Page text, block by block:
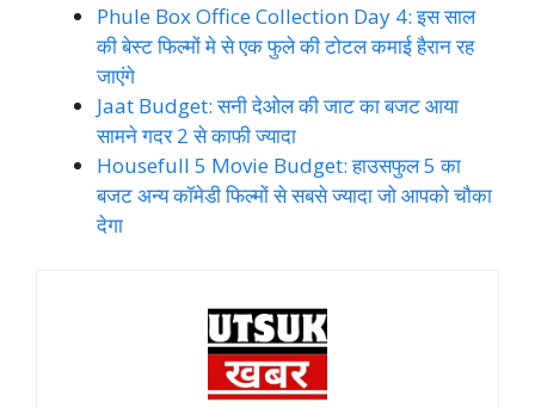
Phule Box Office Collection Day 4: इस साल
की बेस्ट फिल्मों मे से एक फुले की टोटल कमाई हैरान रह
जाएंगे
Jaat Budget: सनी देओल की जाट का बजट आया
सामने गदर 2 से काफी ज्यादा
Housefull 5 Movie Budget: हाउसफुल 5 का
बजट अन्य कॉमेडी फिल्मों से सबसे ज्यादा जो आपको चौका
देगा